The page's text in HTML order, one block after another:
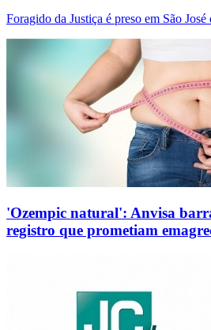
Foragido da Justiça é preso em São José
'Ozempic natural': Anvisa
registro que prometiam